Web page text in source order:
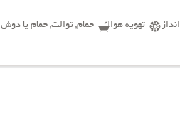
تهویه هوا حمام, توالت, حمام یا دوش